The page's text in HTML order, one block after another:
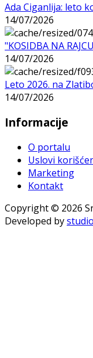
Ada Ciganlija: leto
14/07/2026
"KOSIDBA NA
14/07/2026
Leto 2026. na
14/07/2026
Informacije
O portalu
Uslovi
Marketing
Kontakt
Copyright © 2026
Developed by